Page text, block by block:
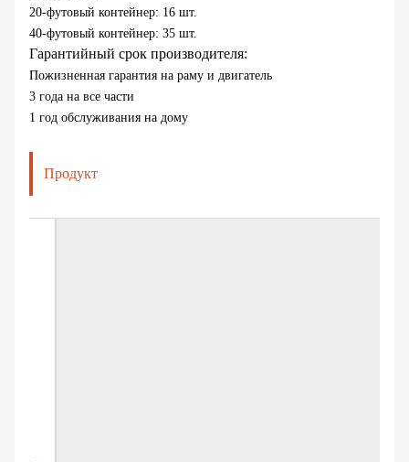
20-футовый контейнер: 16 шт.
40-футовый контейнер: 35 шт.
Гарантийный срок производителя:
Пожизненная гарантия на раму и двигатель
3 года на все части
1 год обслуживания на дому
Продукт